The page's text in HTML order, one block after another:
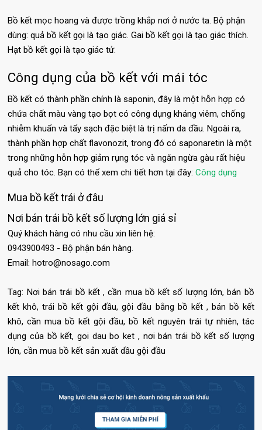
Bồ kết mọc hoang và được trồng khắp nơi ở nước ta. Bộ phận
dùng: quả bồ kết gọi là tạo giác. Gai bồ kết gọi là tạo giác thích.
Hạt bồ kết gọi là tạo giác tử.
Công dụng của bồ kết với mái tóc
Bồ kết có thành phần chính là saponin, đây là một hỗn hợp có
chứa chất màu vàng tạo bọt có công dụng kháng viêm, chống
nhiễm khuẩn và tẩy sạch đặc biệt là trị nấm da đầu. Ngoài ra,
thành phần hợp chất flavonozit, trong đó có saponaretin là một
trong những hỗn hợp giảm rụng tóc và ngăn ngừa gàu rất hiệu
quả cho tóc. Bạn có thể xem chi tiết hơn tại đây:Công dụng
Mua bồ kết trái ở đâu
Nơi bán trái bồ kết số lượng lớn giá sỉ
Quý khách hàng có nhu cầu xin liên hệ:
0943900493 - Bộ phận bán hàng.
Email:hotro@nosago.com
Tag: Nơi bán trái bồ kết , cần mua bồ kết số lượng lớn, bán bồ
kết khô, trái bồ kết gội đầu, gội đầu bằng bồ kết , bán bồ kết
khô, cần mua bồ kết gội đầu, bồ kết nguyên trái tự nhiên, tác
dụng của bồ kết, goi dau bo ket , nơi bán trái bồ kết số lượng
lớn, cần mua bồ kết sản xuất dầu gội đầu